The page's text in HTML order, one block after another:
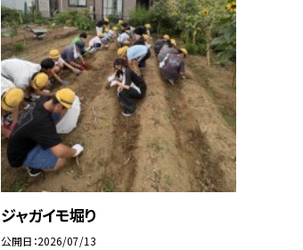
ジャガイモ堀り
公開日 2026/07/13